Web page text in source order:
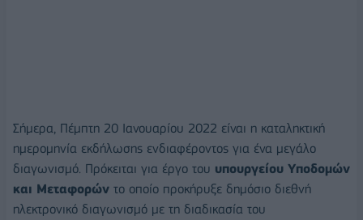
Σήμερα, Πέμπτη 20 Ιανουαρίου 2022 είναι η καταληκτική
ημερομηνία εκδήλωσης ενδιαφέροντος για ένα μεγάλο
διαγωνισμό. Πρόκειται για έργο του υπουργείου Υποδομών
και Μεταφορών το οποίο προκήρυξε δημόσιο διεθνή
ηλεκτρονικό διαγωνισμό με τη διαδικασία του